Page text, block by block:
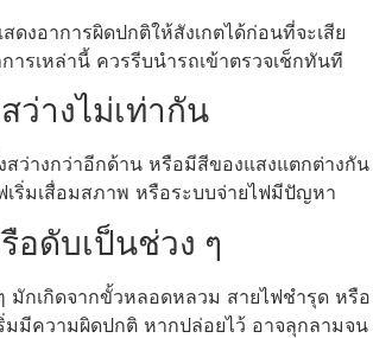
ดงอาการผิดปกติให้สังเกตได้ก่อนที่จะเสีย
รเหล่านี้ ควรรีบนำรถเข้าตรวจเช็กทันที
ว่างไม่เท่ากัน
ว่างกว่าอีกด้าน หรือมีสีของแสงแตกต่างกัน
เริ่มเสื่อมสภาพ หรือระบบจ่ายไฟมีปัญหา
อดับเป็นช่วง ๆ
มักเกิดจากขั้วหลอดหลวม สายไฟชำรุด หรือ
มมีความผิดปกติ หากปล่อยไว้ อาจลุกลามจน